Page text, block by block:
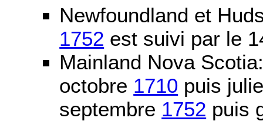
Newfoundland et
1752 est suivi par le
Mainland Nova
octobre 1710 puis
septembre 1752 puis